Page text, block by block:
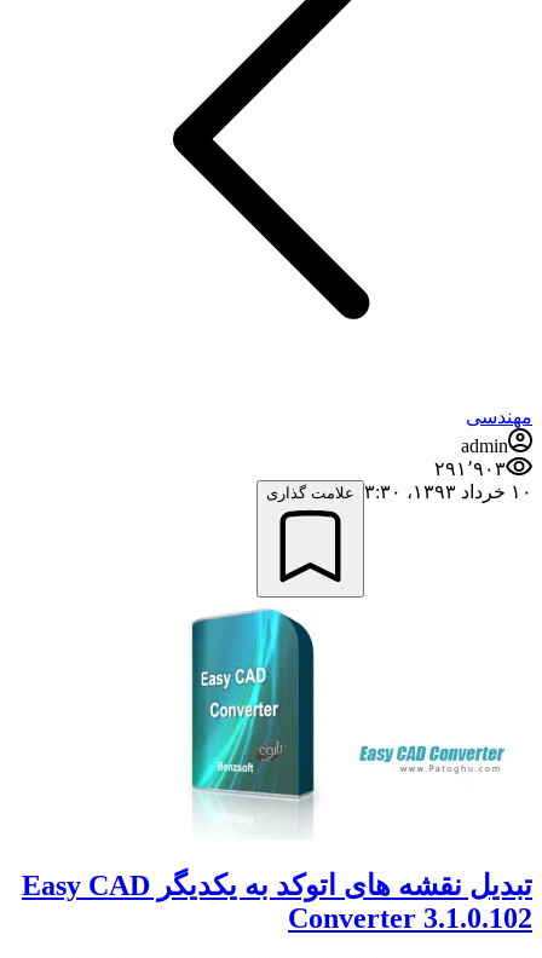
مهندسی
admin
۲۹۱٬۹۰۳
۱۰ خرداد ۱۳۹۳،‏ ۳:۳۰
علامت گذاری
تبدیل نقشه های اتوکد به یکدیگر Easy CAD
Converter 3.1.0.102